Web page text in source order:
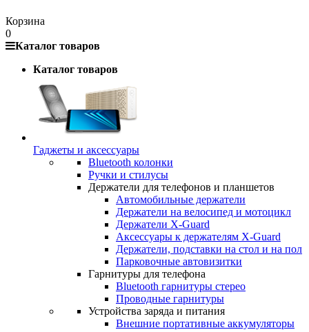
Корзина
0
Каталог товаров
Каталог товаров
Гаджеты и аксессуары
Bluetooth колонки
Ручки и стилусы
Держатели для телефонов и планшетов
Автомобильные держатели
Держатели на велосипед и мотоцикл
Держатели X-Guard
Аксессуары к держателям X-Guard
Держатели, подставки на стол и на пол
Парковочные автовизитки
Гарнитуры для телефона
Bluetooth гарнитуры стерео
Проводные гарнитуры
Устройства заряда и питания
Внешние портативные аккумуляторы